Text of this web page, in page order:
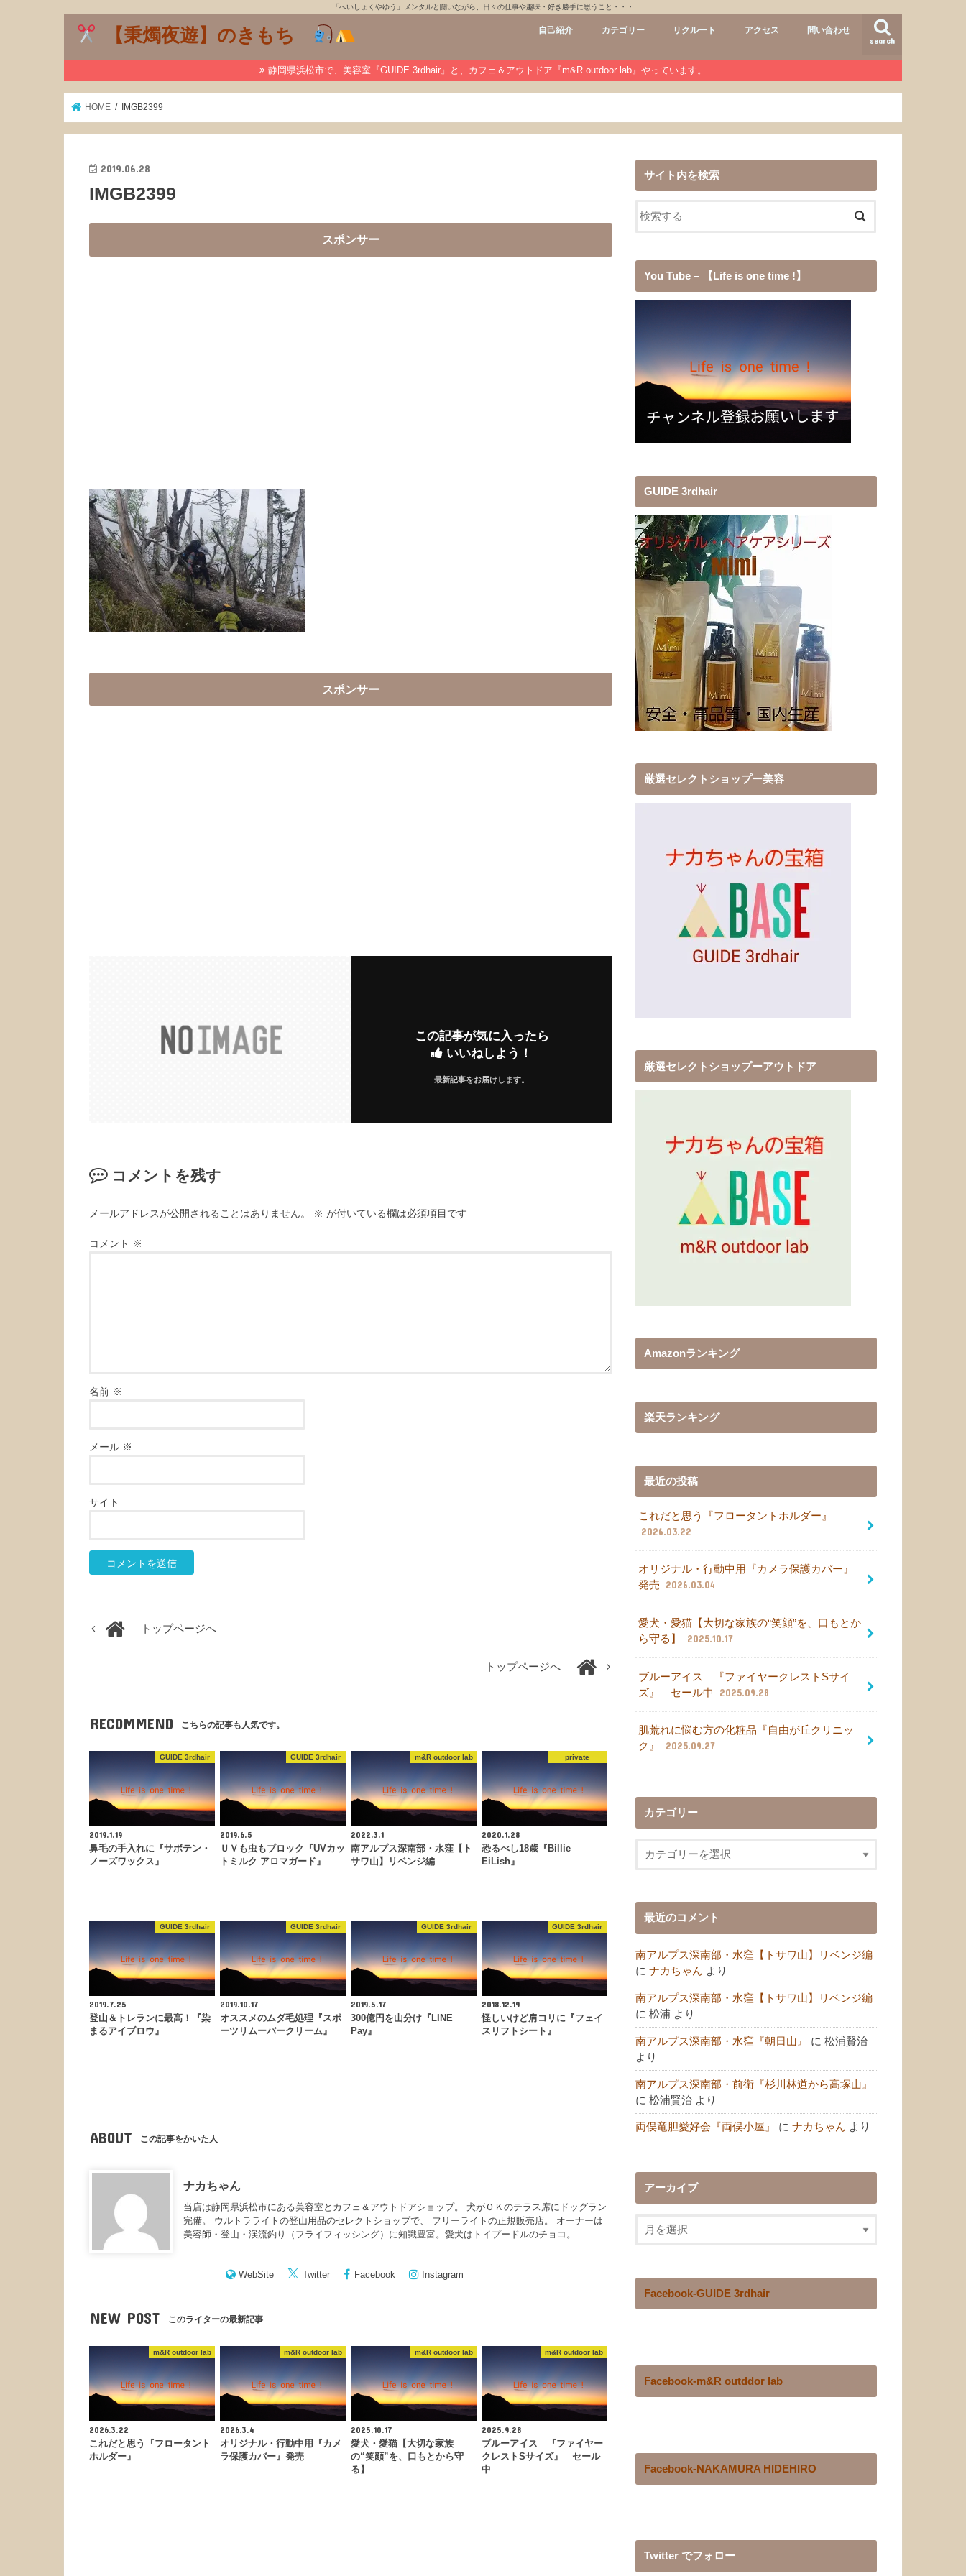
「へいしょくやゆう」メンタルと闘いながら、日々の仕事や趣味・好き勝手に思うこと・・・
【秉燭夜遊】のきもち search
自己紹介 カテゴリー
GUIDE 3rdhair おすすめメニュー
ヘアースタイル
商品
m&R outdoor lab ワンコ
道具
private 愛犬チョコ
渓流釣り
登山
未分類
リクルート アクセス 問い合わせ
静岡県浜松市で、美容室『GUIDE 3rdhair』と、カフェ＆アウトドア『m&R outdoor lab』やっています。
HOME IMGB2399
2019.06.28
IMGB2399
スポンサー
スポンサー
この記事が気に入ったら
いいねしよう！
最新記事をお届けします。
コメントを残す
メールアドレスが公開されることはありません。 ※ が付いている欄は必須項目です
コメント ※
名前 ※
メール ※
サイト
トップページへ
トップページへ
RECOMMEND こちらの記事も人気です。
GUIDE 3rdhair
2019.1.19
鼻毛の手入れに『サボテン・
ノーズワックス』
GUIDE 3rdhair
2019.6.5
ＵＶも虫もブロック『UVカッ
トミルク アロマガード』
m&R outdoor lab
2022.3.1
南アルプス深南部・水窪【ト
サワ山】リベンジ編
private
2020.1.28
恐るべし18歳『Billie
EiLish』
GUIDE 3rdhair
2019.7.25
登山＆トレランに最高！『染
まるアイブロウ』
GUIDE 3rdhair
2019.10.17
オススメのムダ毛処理『スポ
ーツリムーバークリーム』
GUIDE 3rdhair
2019.5.17
300億円を山分け『LINE
Pay』
GUIDE 3rdhair
2018.12.19
怪しいけど肩コリに『フェイ
スリフトシート』
ABOUT この記事をかいた人
ナカちゃん
当店は静岡県浜松市にある美容室とカフェ＆アウトドアショップ。 犬がＯＫのテラス席にドッグラン
完備。 ウルトラライトの登山用品のセレクトショップで、 フリーライトの正規販売店。 オーナーは
美容師・登山・渓流釣り（フライフィッシング）に知識豊富。愛犬はトイプードルのチョコ。
WebSite Twitter Facebook Instagram
NEW POST このライターの最新記事
m&R outdoor lab
2026.3.22
これだと思う『フロータント
ホルダー』
m&R outdoor lab
2026.3.4
オリジナル・行動中用『カメ
ラ保護カバー』発売
m&R outdoor lab
2025.10.17
愛犬・愛猫【大切な家族
の“笑顔”を、口もとから守
る】
m&R outdoor lab
2025.9.28
ブルーアイス 『ファイヤー
クレストSサイズ』 セール
中
サイト内を検索
You Tube – 【Life is one time !】
GUIDE 3rdhair
厳選セレクトショップー美容
厳選セレクトショップーアウトドア
Amazonランキング
楽天ランキング
最近の投稿
これだと思う『フロータントホルダー』
2026.03.22
オリジナル・行動中用『カメラ保護カバー』
発売
2026.03.04
愛犬・愛猫【大切な家族の“笑顔”を、口もとか
ら守る】
2025.10.17
ブルーアイス 『ファイヤークレストSサイ
ズ』 セール中
2025.09.28
肌荒れに悩む方の化粧品『自由が丘クリニッ
ク』
2025.09.27
カテゴリー
最近のコメント
南アルプス深南部・水窪【トサワ山】リベンジ編
に ナカちゃん より
南アルプス深南部・水窪【トサワ山】リベンジ編
に 松浦 より
南アルプス深南部・水窪『朝日山』 に 松浦賢治
より
南アルプス深南部・前衛『杉川林道から高塚山』
に 松浦賢治 より
両俣竜胆愛好会『両俣小屋』 に ナカちゃん より
アーカイブ
Facebook-GUIDE 3rdhair
Facebook-m&R outddor lab
Facebook-NAKAMURA HIDEHIRO
Twitter でフォロー